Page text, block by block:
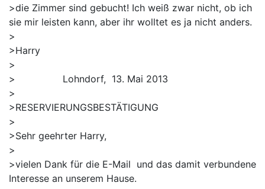
>die Zimmer sind gebucht! Ich weiß zwar nicht, ob ich
sie mir leisten kann, aber ihr wolltet es ja nicht anders.
>
>Harry
>
> Lohndorf, 13. Mai 2013
>
>RESERVIERUNGSBESTÄTIGUNG
>
>Sehr geehrter Harry,
>
>vielen Dank für die E-Mail und das damit verbundene
Interesse an unserem Hause.